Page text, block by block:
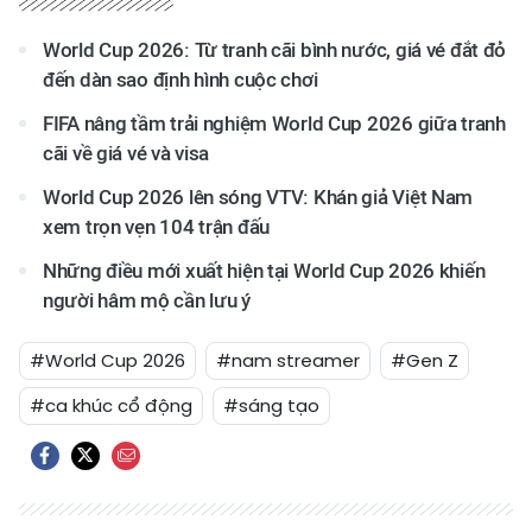
World Cup 2026: Từ tranh cãi bình nước, giá vé đắt đỏ
đến dàn sao định hình cuộc chơi
FIFA nâng tầm trải nghiệm World Cup 2026 giữa tranh
cãi về giá vé và visa
World Cup 2026 lên sóng VTV: Khán giả Việt Nam
xem trọn vẹn 104 trận đấu
Những điều mới xuất hiện tại World Cup 2026 khiến
người hâm mộ cần lưu ý
#World Cup 2026 #nam streamer
#Gen Z
#ca khúc cổ động
#sáng tạo